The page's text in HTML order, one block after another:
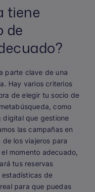
tiene
de
parte clave de una
Hay varios criterios
de elegir tu socio de
como
digital que gestione
las campañas en
los viajeros para
momento adecuado,
tus reservas
estadísticas de
para que puedas